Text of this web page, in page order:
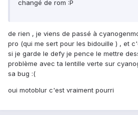
changé de rom :P
de rien , je viens de passé à
pro (qui me sert pour les bidouille ) , et
si je garde le defy je pence le mettre
problème avec ta lentille verte sur
sa bug :(
oui motoblur c'est vraiment pourri